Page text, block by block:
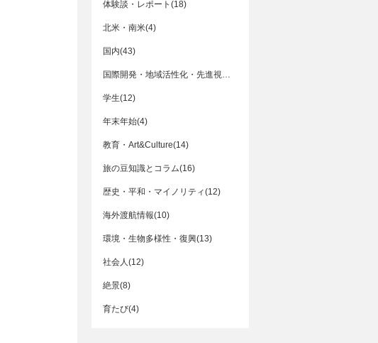
体験談・レポート(18)
北米・南米(4)
国内(43)
国際開発・地域活性化・先進視察(55)
学生(12)
年末年始(4)
教育・Art&Culture(14)
旅の豆知識とコラム(16)
歴史・平和・マイノリティ(12)
海外渡航情報(10)
環境・生物多様性・復興(13)
社会人(12)
絶景(8)
育たび(4)